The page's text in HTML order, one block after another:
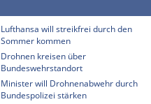
Lufthansa will streikfrei durch den
Sommer kommen
Drohnen kreisen über
Bundeswehrstandort
Minister will Drohnenabwehr durch
Bundespolizei stärken